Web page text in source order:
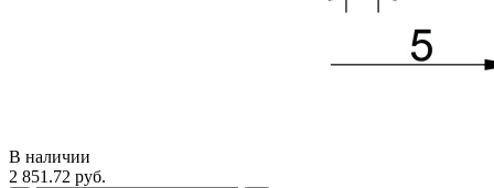
В наличии
2 851.72 руб.